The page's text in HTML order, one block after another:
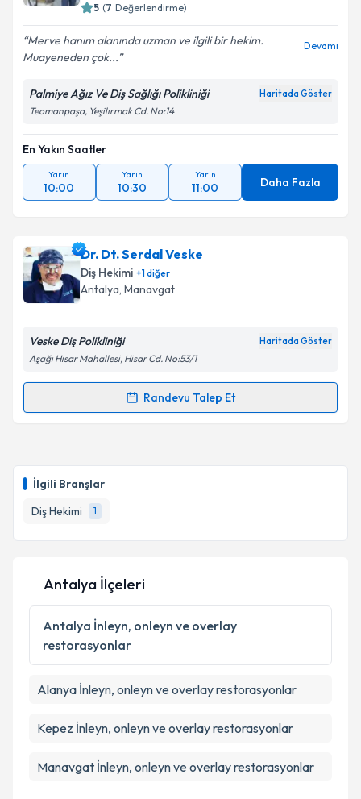
İlgili Branşlar
Diş Hekimi
1
5 (7 Değerlendirme)
Merve hanım alanında uzman ve ilgili bir hekim.
Muayeneden çok...
Devamı
Palmiye Ağız Ve Diş Sağlığı Polikliniği Haritada Göster
Teomanpaşa, Yeşilırmak Cd. No:14
En Yakın Saatler
Yarın
10:00
Yarın
10:30
Yarın
11:00 Daha Fazla
Dr. Dt. Serdal Veske
Diş Hekimi +1diğer
Antalya, Manavgat
Veske Diş Polikliniği Haritada Göster
Aşağı Hisar Mahallesi, Hisar Cd. No:53/1
Randevu Talep Et
Randevu Takvimi Talebi
takvim hazırlandığında e-posta ile bilgilendireceğiz.
E-posta Adresiniz
Kişisel verilerimin işlenmesine ilişkinAydınlatma
Metni 'ni okudum ve kişisel verilerimin belirtilen
kapsamda işlenmesini kabul ediyorum.
Takvim Talebini Gönder
Antalya İlçeleri
Antalya İnleyn, onleyn ve overlay
restorasyonlar
Alanya İnleyn, onleyn ve overlay restorasyonlar
Kepez İnleyn, onleyn ve overlay restorasyonlar
Manavgat İnleyn, onleyn ve overlay restorasyonlar